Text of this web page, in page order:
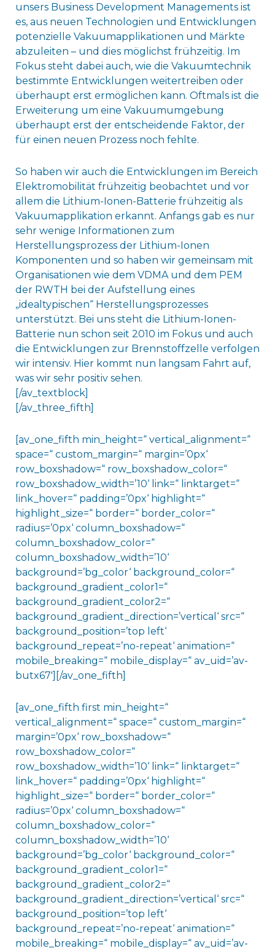
unsers Business Development Managements ist
es, aus neuen Technologien und Entwicklungen
potenzielle Vakuumapplikationen und Märkte
abzuleiten – und dies möglichst frühzeitig. Im
Fokus steht dabei auch, wie die Vakuumtechnik
bestimmte Entwicklungen weitertreiben oder
überhaupt erst ermöglichen kann. Oftmals ist die
Erweiterung um eine Vakuumumgebung
überhaupt erst der entscheidende Faktor, der
für einen neuen Prozess noch fehlte.
So haben wir auch die Entwicklungen im Bereich
Elektromobilität frühzeitig beobachtet und vor
allem die Lithium-Ionen-Batterie frühzeitig als
Vakuumapplikation erkannt. Anfangs gab es nur
sehr wenige Informationen zum
Herstellungsprozess der Lithium-Ionen
Komponenten und so haben wir gemeinsam mit
Organisationen wie dem VDMA und dem PEM
der RWTH bei der Aufstellung eines
„idealtypischen“ Herstellungsprozesses
unterstützt. Bei uns steht die Lithium-Ionen-
Batterie nun schon seit 2010 im Fokus und auch
die Entwicklungen zur Brennstoffzelle verfolgen
wir intensiv. Hier kommt nun langsam Fahrt auf,
was wir sehr positiv sehen.
[/av_textblock]
[/av_three_fifth]
[av_one_fifth min_height=“ vertical_alignment=“
space=“ custom_margin=“ margin=’0px‘
row_boxshadow=“ row_boxshadow_color=“
row_boxshadow_width=’10‘ link=“ linktarget=“
link_hover=“ padding=’0px‘ highlight=“
highlight_size=“ border=“ border_color=“
radius=’0px‘ column_boxshadow=“
column_boxshadow_color=“
column_boxshadow_width=’10‘
background=’bg_color‘ background_color=“
background_gradient_color1=“
background_gradient_color2=“
background_gradient_direction=’vertical‘ src=“
background_position=’top left‘
background_repeat=’no-repeat‘ animation=“
mobile_breaking=“ mobile_display=“ av_uid=’av-
butx67′][/av_one_fifth]
[av_one_fifth first min_height=“
vertical_alignment=“ space=“ custom_margin=“
margin=’0px‘ row_boxshadow=“
row_boxshadow_color=“
row_boxshadow_width=’10‘ link=“ linktarget=“
link_hover=“ padding=’0px‘ highlight=“
highlight_size=“ border=“ border_color=“
radius=’0px‘ column_boxshadow=“
column_boxshadow_color=“
column_boxshadow_width=’10‘
background=’bg_color‘ background_color=“
background_gradient_color1=“
background_gradient_color2=“
background_gradient_direction=’vertical‘ src=“
background_position=’top left‘
background_repeat=’no-repeat‘ animation=“
mobile_breaking=“ mobile_display=“ av_uid=’av-